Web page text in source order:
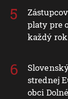
platy pre
každý rok
strednej
obci